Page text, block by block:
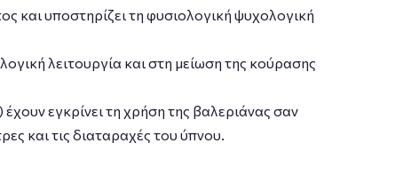
και υποστηρίζει τη φυσιολογική ψυχολογική
λειτουργία και στη μείωση της κούρασης
εγκρίνει τη χρήση της βαλεριάνας σαν
και τις διαταραχές του ύπνου.